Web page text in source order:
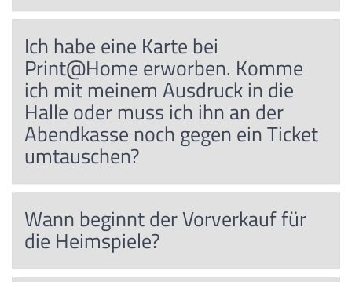
Ich habe eine Karte bei
Print@Home erworben. Komme
ich mit meinem Ausdruck in die
Halle oder muss ich ihn an der
Abendkasse noch gegen ein Ticket
umtauschen?
Wann beginnt der Vorverkauf für
die Heimspiele?